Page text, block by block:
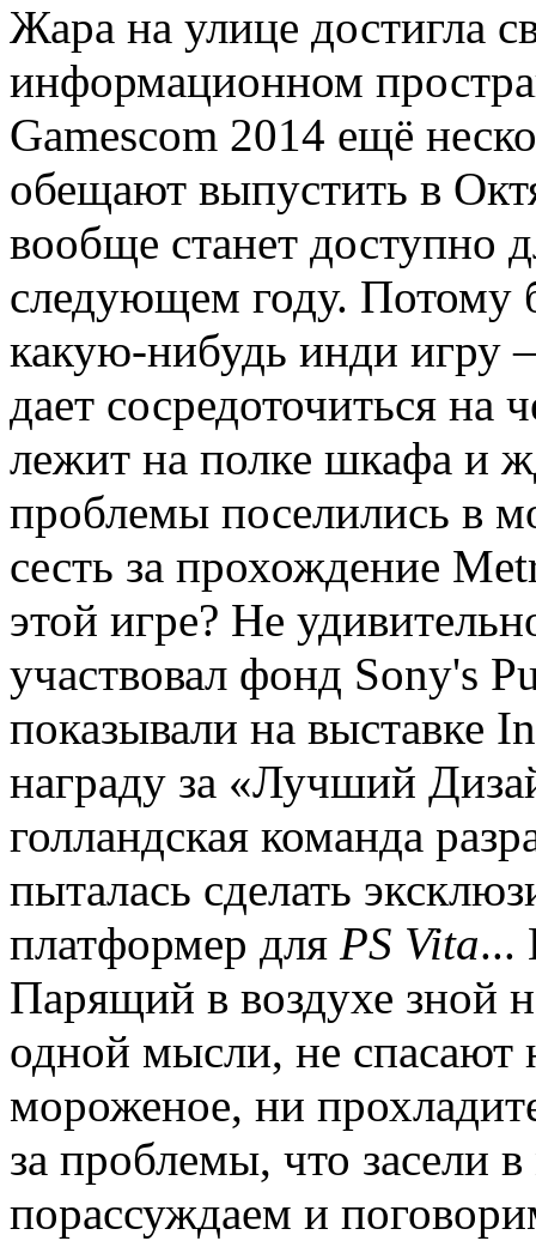
Жара на улице достигла
информационном
Gamescom 2014 ещё
обещают выпустить в
вообще станет доступно
следующем году. Потому
какую-нибудь инди игру
дает сосредоточиться на
лежит на полке шкафа и
проблемы поселились в
сесть за прохождение
этой игре? Не
участвовал фонд Sony's
показывали на выставке
награду за «Лучший
голландская команда
пыталась сделать
платформер для PS Vita...
Парящий в воздухе зной
одной мысли, не спасают
мороженое, ни
за проблемы, что засели
порассуждаем и